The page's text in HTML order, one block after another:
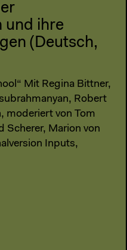
und ihre
(Deutsch,
Mit Regina Bittner,
Robert
moderiert von Tom
Scherer, Marion von
Inputs,